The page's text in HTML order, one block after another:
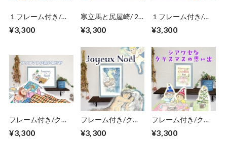
１フレーム付き/長
スター プレゼント
¥3,300
寒立馬と尻屋崎/ 2
ー プレゼント 贈り
¥3,300
１フレーム付き/軍
ポスター プレゼン
¥3,300
フレーム付き/クリ
せ/俳句/ ポスター
¥3,300
フレーム付き/クリ
ポスター イラスト
¥3,300
フレーム付き/クリ
俳句/ ポスター イラ
¥3,300